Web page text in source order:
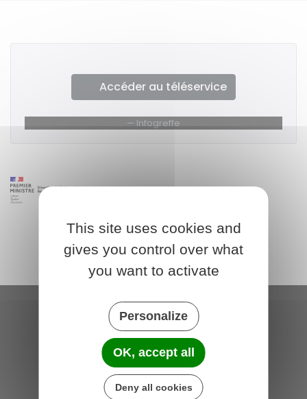
Accéder au téléservice
Infogreffe
Saint-Michel-de-Plélan
4 rue des Terre Neuvas
22980 Saint-Michel-de-Plélan
France
This site uses cookies and
gives you control over what
you want to activate
Personalize
OK, accept all
Deny all cookies